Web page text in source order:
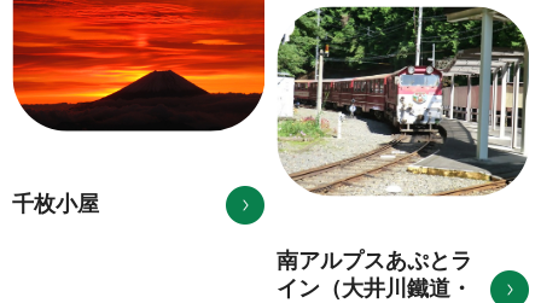
千枚小屋
南アルプスあぷとラ
イン（大井川鐵道・